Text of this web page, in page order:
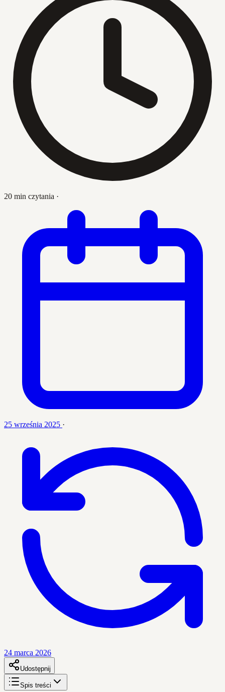
20 min czytania ·
25 września 2025 ·
24 marca 2026
Udostępnij
Spis treści